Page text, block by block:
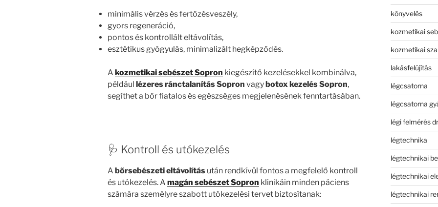
minimális vérzés és fertőzésveszély,
gyors regeneráció,
pontos és kontrollált eltávolítás,
esztétikus gyógyulás, minimalizált hegképződés.
A kozmetikai sebészet Sopron kiegészítő kezelésekkel kombinálva,
például lézeres ránctalanítás Sopron vagy botox kezelés Sopron,
segíthet a bőr fiatalos és egészséges megjelenésének fenntartásában.
🩺 Kontroll és utókezelés
A bőrsebészeti eltávolítás után rendkívül fontos a megfelelő kontroll
és utókezelés. A magán sebészet Sopron klinikáin minden páciens
számára személyre szabott utókezelési tervet biztosítanak:
könyvelés
kozmetikai
kozmetikai
lakásfelújítás
légcsatorna
légcsatorna
légi felmérés
légtechnika
légtechnikai
légtechnikai
légtechnikai